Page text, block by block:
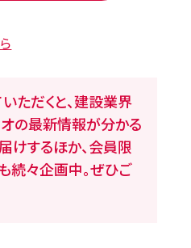
ただくと、建設業界
オの最新情報が分かる
けするほか、会員限
続々企画中。ぜひご